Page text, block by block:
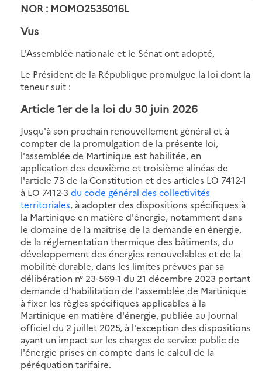
NOR : MOMO2535016L
Vus
L'Assemblée nationale et le Sénat ont adopté,
Le Président de la République promulgue la loi dont la
teneur suit :
Article 1er de la loi du 30 juin 2026
Jusqu'à son prochain renouvellement général et à
compter de la promulgation de la présente loi,
l'assemblée de Martinique est habilitée, en
application des deuxième et troisième alinéas de
l'article 73 de la Constitution et des articles LO 7412-1
à LO 7412-3 du code général des collectivités
territoriales, à adopter des dispositions spécifiques à
la Martinique en matière d'énergie, notamment dans
le domaine de la maîtrise de la demande en énergie,
de la réglementation thermique des bâtiments, du
développement des énergies renouvelables et de la
mobilité durable, dans les limites prévues par sa
délibération n° 23-569-1 du 21 décembre 2023 portant
demande d'habilitation de l'assemblée de Martinique
à fixer les règles spécifiques applicables à la
Martinique en matière d'énergie, publiée au Journal
officiel du 2 juillet 2025, à l'exception des dispositions
ayant un impact sur les charges de service public de
l'énergie prises en compte dans le calcul de la
péréquation tarifaire.